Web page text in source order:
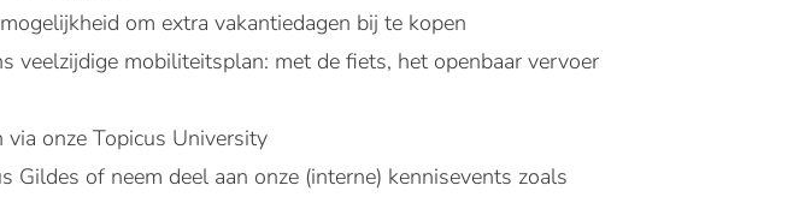
om extra vakantiedagen bij te kopen
veelzijdige mobiliteitsplan: met de fiets, het openbaar vervoer
onze Topicus University
Gildes of neem deel aan onze (interne) kennisevents zoals